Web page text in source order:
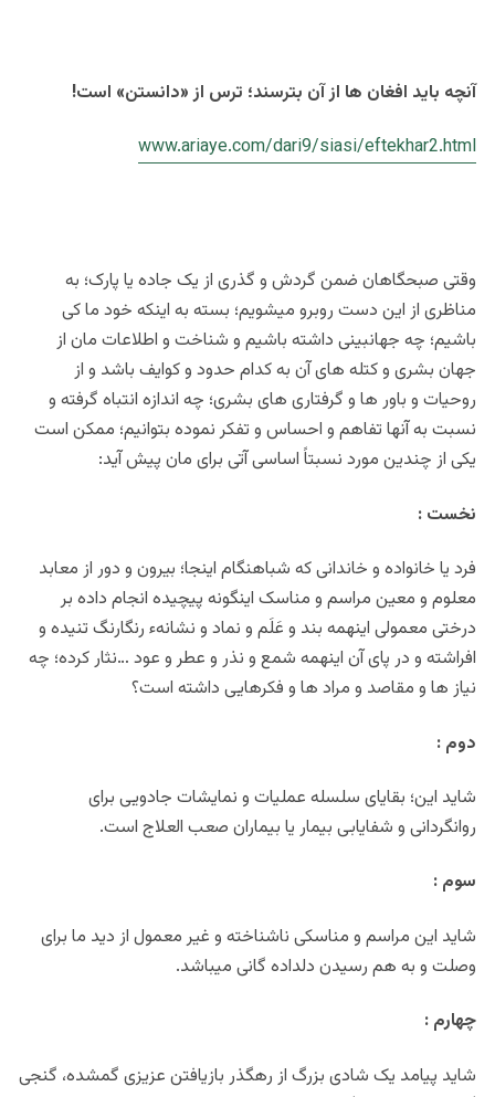
آنچه باید افغان ها از آن بترسند؛ ترس از «دانستن» است!
www.ariaye.com/dari9/siasi/eftekhar2.html
وقتی صبحگاهان ضمن گردش و گذری از یک جاده یا پارک؛ به
مناظری از این دست روبرو میشویم؛ بسته به اینکه خود ما کی
باشیم؛ چه جهانبینی داشته باشیم و شناخت و اطلاعات مان از
جهان بشری و کتله های آن به کدام حدود و کوایف باشد و از
روحیات و باور ها و گرفتاری های بشری؛ چه اندازه انتباه گرفته و
نسبت به آنها تفاهم و احساس و تفکر نموده بتوانیم؛ ممکن است
یکی از چندین مورد نسبتاً اساسی آتی برای مان پیش آید:
نخست :
فرد یا خانواده و خاندانی که شباهنگام اینجا؛ بیرون و دور از معابد
معلوم و معین مراسم و مناسک اینگونه پیچیده انجام داده بر
درختی معمولی اینهمه بند و عَلَم و نماد و نشانهء رنگارنگ تنیده و
افراشته و در پای آن اینهمه شمع و نذر و عطر و عود …نثار کرده؛ چه
نیاز ها و مقاصد و مراد ها و فکرهایی داشته است؟
دوم :
شاید این؛ بقایای سلسله عملیات و نمایشات جادویی برای
روانگردانی و شفایابی بیمار یا بیماران صعب العلاج است.
سوم :
شاید این مراسم و مناسکی ناشناخته و غیر معمول از دید ما برای
وصلت و به هم رسیدن دلداده گانی میباشد.
چهارم :
شاید پیامد یک شادی بزرگ از رهگذر بازیافتن عزیزی گمشده، گنجی